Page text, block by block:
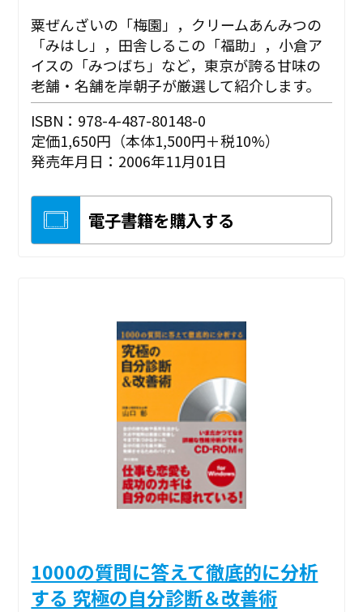
粟ぜんざいの「梅園」，クリームあんみつの
「みはし」，田舎しるこの「福助」，小倉ア
イスの「みつばち」など，東京が誇る甘味の
老舗・名舗を岸朝子が厳選して紹介します。
ISBN：978-4-487-80148-0
定価1,650円（本体1,500円＋税10%）
発売年月日：2006年11月01日
電子書籍を購入する
1000の質問に答えて徹底的に分析
する 究極の自分診断＆改善術